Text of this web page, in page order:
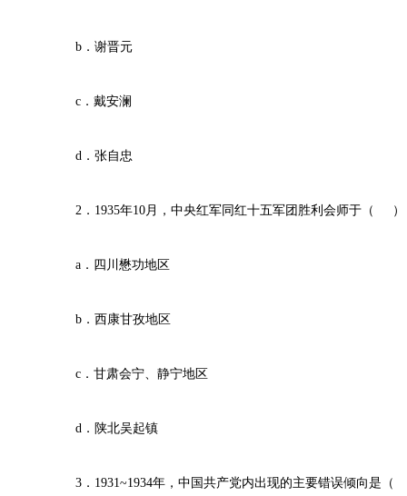
b．谢晋元
c．戴安澜
d．张自忠
2．1935年10月，中央红军同红十五军团胜利会师于（ ）
a．四川懋功地区
b．西康甘孜地区
c．甘肃会宁、静宁地区
d．陕北吴起镇
3．1931~1934年，中国共产党内出现的主要错误倾向是